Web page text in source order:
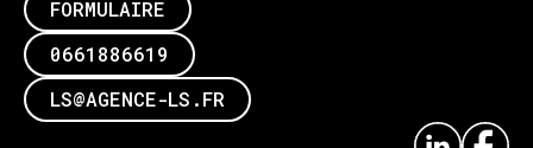
FORMULAIRE
0661886619
LS@AGENCE-LS.FR